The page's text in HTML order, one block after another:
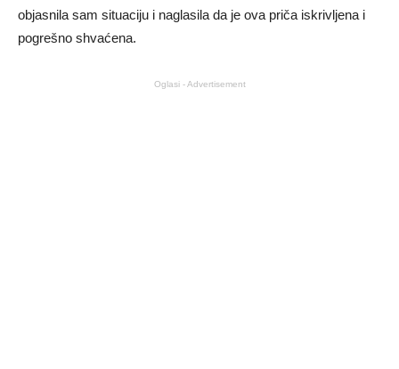
objasnila sam situaciju i naglasila da je ova priča iskrivljena i
pogrešno shvaćena.
Oglasi - Advertisement